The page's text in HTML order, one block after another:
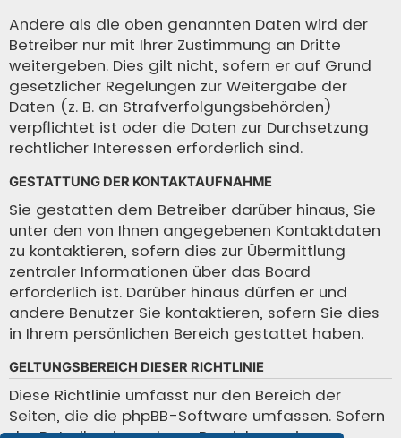
Andere als die oben genannten Daten wird der
Betreiber nur mit Ihrer Zustimmung an Dritte
weitergeben. Dies gilt nicht, sofern er auf Grund
gesetzlicher Regelungen zur Weitergabe der
Daten (z. B. an Strafverfolgungsbehörden)
verpflichtet ist oder die Daten zur Durchsetzung
rechtlicher Interessen erforderlich sind.
GESTATTUNG DER KONTAKTAUFNAHME
Sie gestatten dem Betreiber darüber hinaus, Sie
unter den von Ihnen angegebenen Kontaktdaten
zu kontaktieren, sofern dies zur Übermittlung
zentraler Informationen über das Board
erforderlich ist. Darüber hinaus dürfen er und
andere Benutzer Sie kontaktieren, sofern Sie dies
in Ihrem persönlichen Bereich gestattet haben.
GELTUNGSBEREICH DIESER RICHTLINIE
Diese Richtlinie umfasst nur den Bereich der
Seiten, die die phpBB-Software umfassen. Sofern